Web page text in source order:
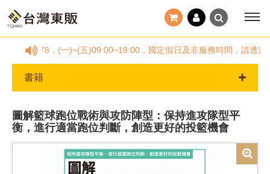
，(一)~(五)09:00~18:00，國定假日及非服務時間，請透過客
書籍
圖解籃球跑位戰術與攻防陣型：保持進攻隊型平
衡，進行適當跑位判斷，創造更好的投籃機會